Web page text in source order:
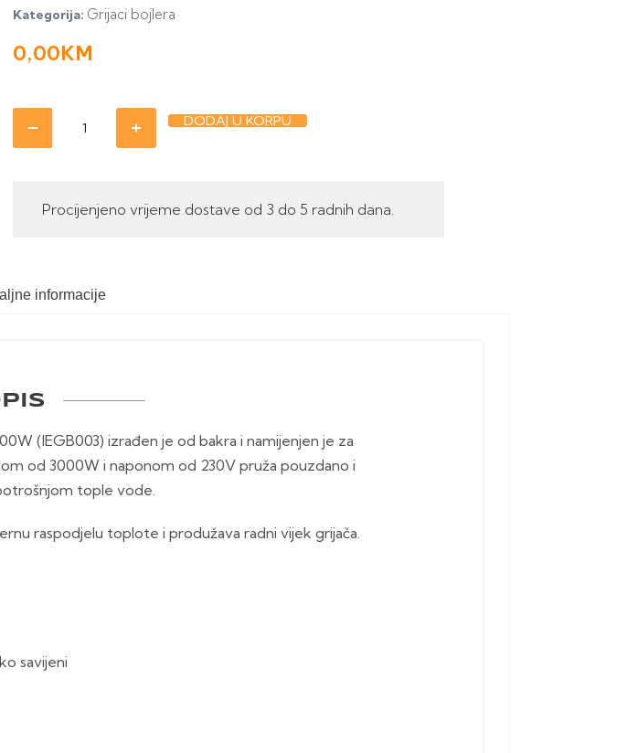
Kategorija: Grijaci bojlera
0,00KM
DODAJ U KORPU
Procijenjeno vrijeme dostave od 3 do 5 radnih dana.
informacije
(IEGB003) izrađen je od bakra i namijenjen je za
od 3000W i naponom od 230V pruža pouzdano i
tople vode.
raspodjelu toplote i produžava radni vijek grijača.
savijeni